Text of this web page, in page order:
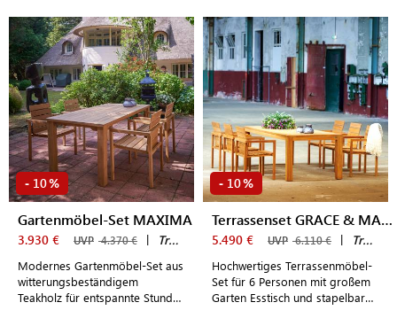
- 10%
Gartenmöbel-Set MAXIMA
3.930 € UVP 4.370 € | Traditional Teak
Modernes Gartenmöbel-Set aus
witterungsbeständigem
Teakholz für entspannte Stunden
- 10%
Terrassenset GRACE & MAXIMA
5.490 € UVP 6.110 € | Traditional Teak
Hochwertiges Terrassenmöbel-
Set für 6 Personen mit großem
Garten Esstisch und stapelbaren